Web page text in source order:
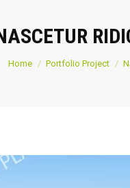
You are here:
Home Portfolio Project